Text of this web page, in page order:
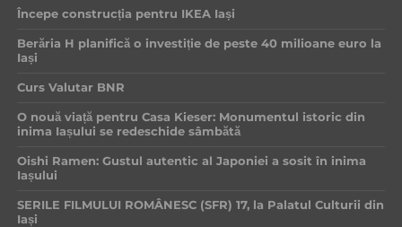
Începe construcția pentru IKEA Iași
Berăria H planifică o investiție de peste 40 milioane euro la
Iași
Curs Valutar BNR
O nouă viață pentru Casa Kieser: Monumentul istoric din
inima Iașului se redeschide sâmbătă
Oishi Ramen: Gustul autentic al Japoniei a sosit în inima
Iașului
SERILE FILMULUI ROMÂNESC (SFR) 17, la Palatul Culturii din
Iași